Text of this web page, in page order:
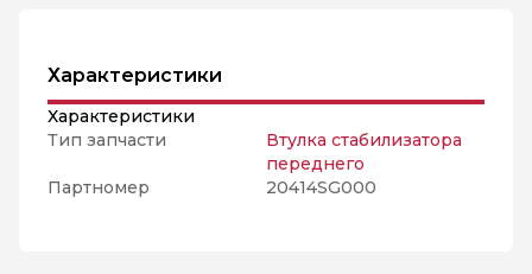
Характеристики
Характеристики
Тип запчасти
Втулка стабилизатора
переднего
Партномер
20414SG000